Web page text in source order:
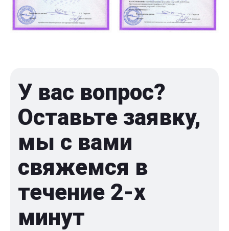
У вас вопрос?
Оставьте заявку,
мы с вами
свяжемся в
течение 2-x
минут